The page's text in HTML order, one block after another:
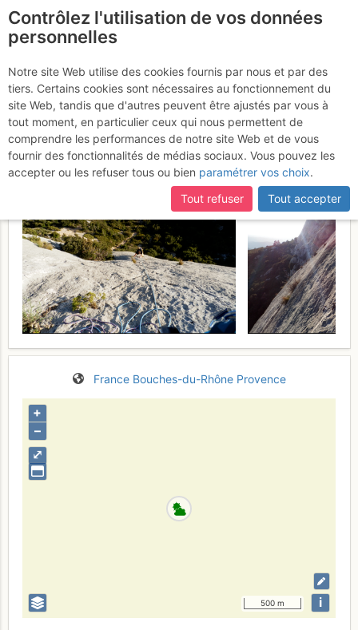
Sainte Victoire - Deux
Aiguilles : Le boulon de
droite
Mardi 28 mars 2017
France Bouches-du-Rhône Provence
⤢
+
–
500 m i
Contrôlez l'utilisation de vos données
personnelles
Notre site Web utilise des cookies fournis par nous et par des
tiers. Certains cookies sont nécessaires au fonctionnement du
site Web, tandis que d'autres peuvent être ajustés par vous à
tout moment, en particulier ceux qui nous permettent de
comprendre les performances de notre site Web et de vous
fournir des fonctionnalités de médias sociaux. Vous pouvez les
accepter ou les refuser tous ou bien paramétrer vos choix.
Tout refuser
Tout accepter